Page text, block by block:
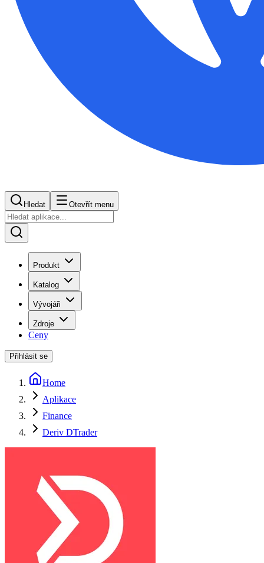
Hledat Otevřít menu
Produkt
Katalog
Vývojáři
Zdroje
Ceny
Přihlásit se
Home
Aplikace
Finance
Deriv DTrader